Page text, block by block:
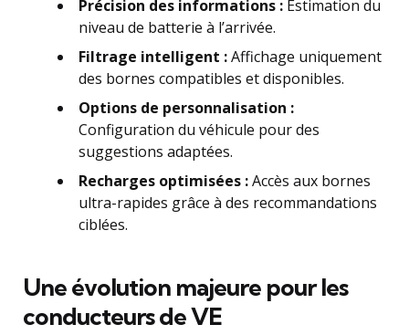
Précision des informations : Estimation du
niveau de batterie à l’arrivée.
Filtrage intelligent :Affichage uniquement
des bornes compatibles et disponibles.
Options de personnalisation :
Configuration du véhicule pour des
suggestions adaptées.
Recharges optimisées :Accès aux bornes
ultra-rapides grâce à des recommandations
ciblées.
Une évolution majeure pour les
conducteurs de VE